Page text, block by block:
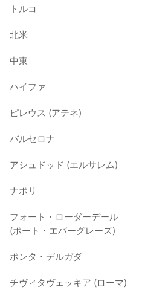
トルコ
北米
中東
ハイファ
ピレウス (アテネ)
バルセロナ
アシュドッド (エルサレム)
ナポリ
フォート・ローダーデール
(ポート・エバーグレーズ)
ポンタ・デルガダ
チヴィタヴェッキア (ローマ)